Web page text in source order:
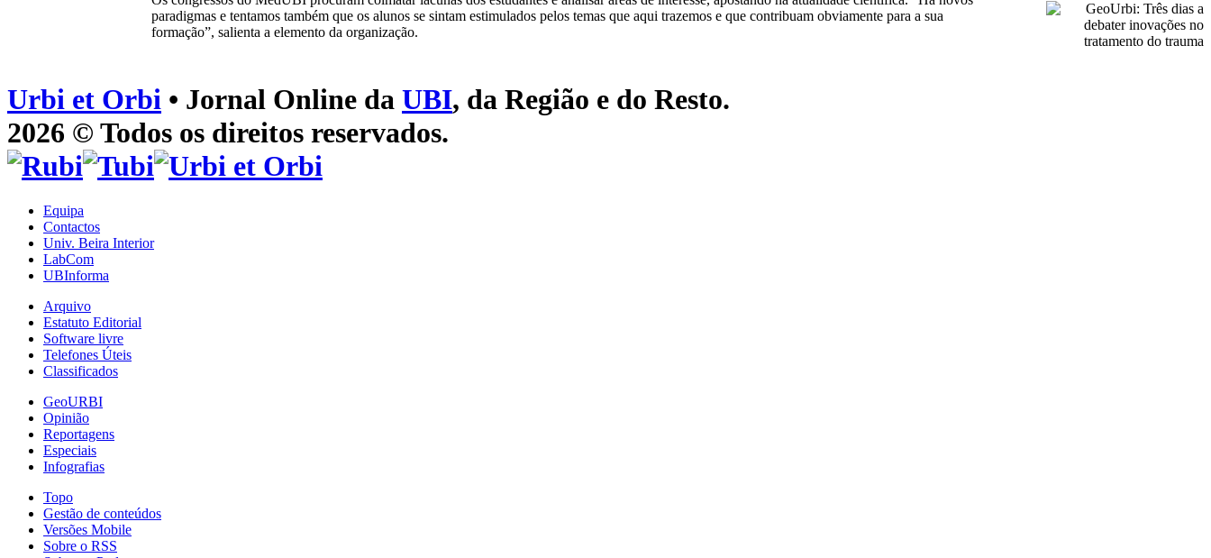
paradigmas e tentamos também que os alunos se sintam estimulados pelos temas que aqui trazemos e que contribuam obviamente para a sua
formação”, salienta a elemento da organização.
Urbi et Orbi • Jornal Online da UBI, da Região e do Resto.
2026 © Todos os direitos reservados.
Equipa
Contactos
Univ. Beira Interior
LabCom
UBInforma
Arquivo
Estatuto Editorial
Software livre
Telefones Úteis
Classificados
GeoURBI
Opinião
Reportagens
Especiais
Infografias
Topo
Gestão de conteúdos
Versões Mobile
Sobre o RSS